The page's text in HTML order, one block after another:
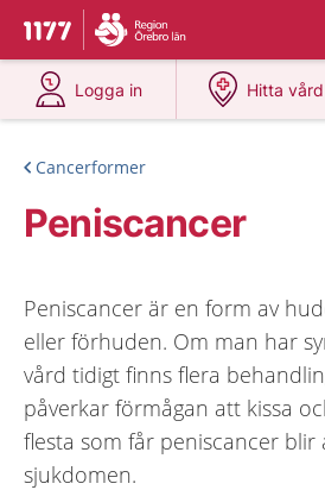
Till startsidan för 1177
Du har valt region
Logga in
på 1177.se
Hitta vård
på
Cancerformer
Peniscancer
Peniscancer är en form av
eller förhuden. Om man har
vård tidigt finns flera
påverkar förmågan att kissa
flesta som får peniscancer blir
sjukdomen.